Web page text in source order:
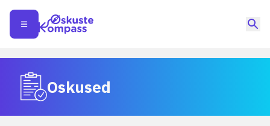
Oskused